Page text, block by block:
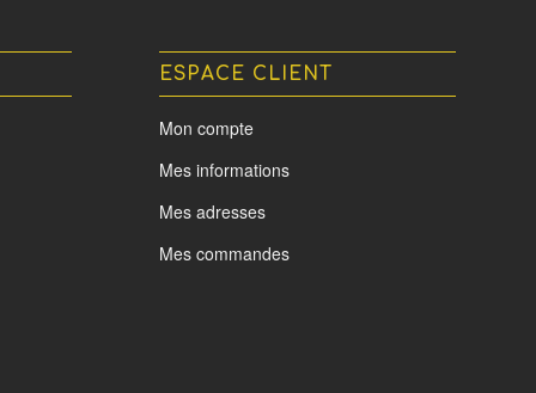
ESPACE CLIENT
Mon compte
Mes informations
Mes adresses
Mes commandes